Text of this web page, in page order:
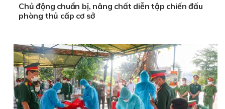
Chủ động chuẩn bị, nâng chất diễn tập chiến đấu
phòng thủ cấp cơ sở